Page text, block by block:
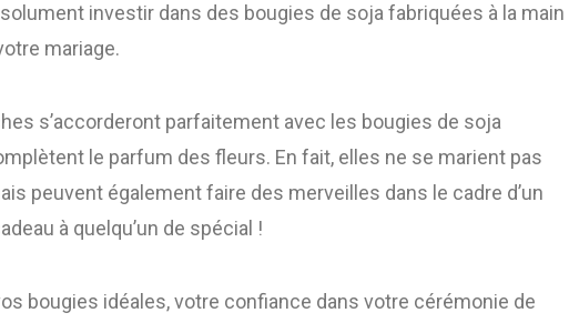
investir dans des bougies de soja fabriquées à la main
mariage.
s’accorderont parfaitement avec les bougies de soja
le parfum des fleurs. En fait, elles ne se marient pas
peuvent également faire des merveilles dans le cadre d’un
à quelqu’un de spécial !
bougies idéales, votre confiance dans votre cérémonie de